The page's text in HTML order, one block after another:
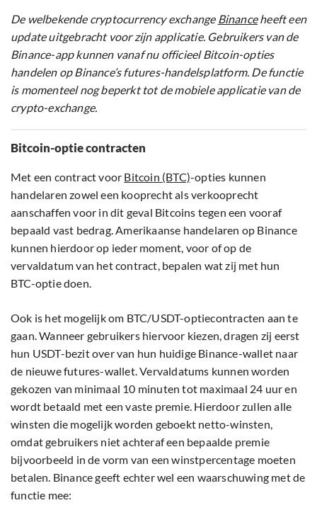
De welbekende cryptocurrency exchange Binanceheeft een
update uitgebracht voor zijn applicatie. Gebruikers van de
Binance-app kunnen vanaf nu officieel Bitcoin-opties
handelen op Binance’s futures-handelsplatform. De functie
is momenteel nog beperkt tot de mobiele applicatie van de
crypto-exchange.
Bitcoin-optie contracten
Met een contract voor Bitcoin (BTC)-opties kunnen
handelaren zowel een kooprecht als verkooprecht
aanschaffen voor in dit geval Bitcoins tegen een vooraf
bepaald vast bedrag. Amerikaanse handelaren op Binance
kunnen hierdoor op ieder moment, voor of op de
vervaldatum van het contract, bepalen wat zij met hun
BTC-optie doen.
Ook is het mogelijk om BTC/USDT-optiecontracten aan te
gaan. Wanneer gebruikers hiervoor kiezen, dragen zij eerst
hun USDT-bezit over van hun huidige Binance-wallet naar
de nieuwe futures-wallet. Vervaldatums kunnen worden
gekozen van minimaal 10 minuten tot maximaal 24 uur en
wordt betaald met een vaste premie. Hierdoor zullen alle
winsten die mogelijk worden geboekt netto-winsten,
omdat gebruikers niet achteraf een bepaalde premie
bijvoorbeeld in de vorm van een winstpercentage moeten
betalen. Binance geeft echter wel een waarschuwing met de
functie mee: